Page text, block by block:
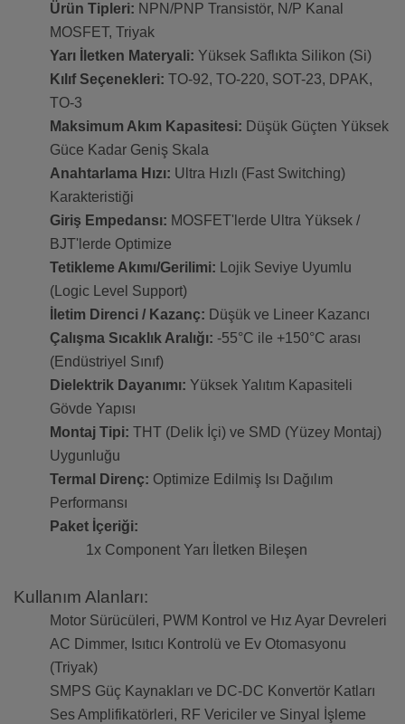
Ürün Tipleri: NPN/PNP Transistör, N/P Kanal
MOSFET, Triyak
Yarı İletken Materyali: Yüksek Saflıkta Silikon (Si)
Kılıf Seçenekleri: TO-92, TO-220, SOT-23, DPAK,
TO-3
Maksimum Akım Kapasitesi: Düşük Güçten Yüksek
Güce Kadar Geniş Skala
Anahtarlama Hızı: Ultra Hızlı (Fast Switching)
Karakteristiği
Giriş Empedansı: MOSFET'lerde Ultra Yüksek /
BJT'lerde Optimize
Tetikleme Akımı/Gerilimi: Lojik Seviye Uyumlu
(Logic Level Support)
İletim Direnci / Kazanç: Düşük ve Lineer Kazancı
Çalışma Sıcaklık Aralığı: -55°C ile +150°C arası
(Endüstriyel Sınıf)
Dielektrik Dayanımı: Yüksek Yalıtım Kapasiteli
Gövde Yapısı
Montaj Tipi: THT (Delik İçi) ve SMD (Yüzey Montaj)
Uygunluğu
Termal Direnç: Optimize Edilmiş Isı Dağılım
Performansı
Paket İçeriği:
1x Component Yarı İletken Bileşen
Kullanım Alanları:
Motor Sürücüleri, PWM Kontrol ve Hız Ayar Devreleri
AC Dimmer, Isıtıcı Kontrolü ve Ev Otomasyonu
(Triyak)
SMPS Güç Kaynakları ve DC-DC Konvertör Katları
Ses Amplifikatörleri, RF Vericiler ve Sinyal İşleme